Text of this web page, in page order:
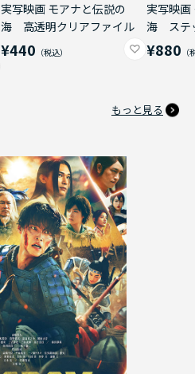
実写映画 モアナと伝説の
海 高透明クリアファイル
¥440
実写映画
海 ステ
¥880
もっと見る